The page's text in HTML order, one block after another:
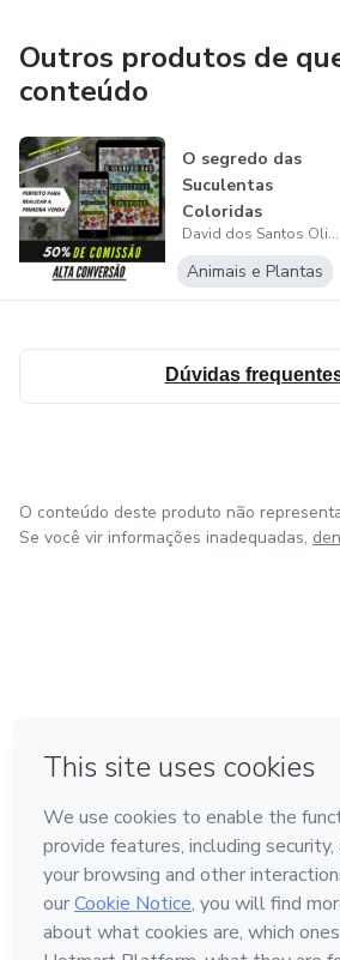
Outros produtos de
conteúdo
O segredo das
Suculentas
Coloridas
David dos Santos Oliveira
Animais e Plantas
Dúvidas
O conteúdo deste produto não
Se você vir informações inadequadas,
Feito com ❤ na Cidade do México
Conheça a Hotmart